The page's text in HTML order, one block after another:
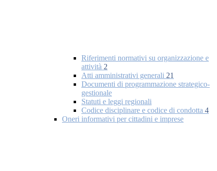
Riferimenti normativi su organizzazione e
attività 2
Atti amministrativi generali 21
Documenti di programmazione strategico-
gestionale
Statuti e leggi regionali
Codice disciplinare e codice di condotta 4
Oneri informativi per cittadini e imprese